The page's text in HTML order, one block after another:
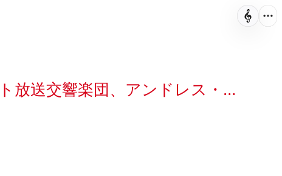
放送交響楽団、 アンドレス・オロスコ=エストラーダ